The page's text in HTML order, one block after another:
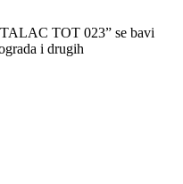
TOT 023” se bavi
i drugih